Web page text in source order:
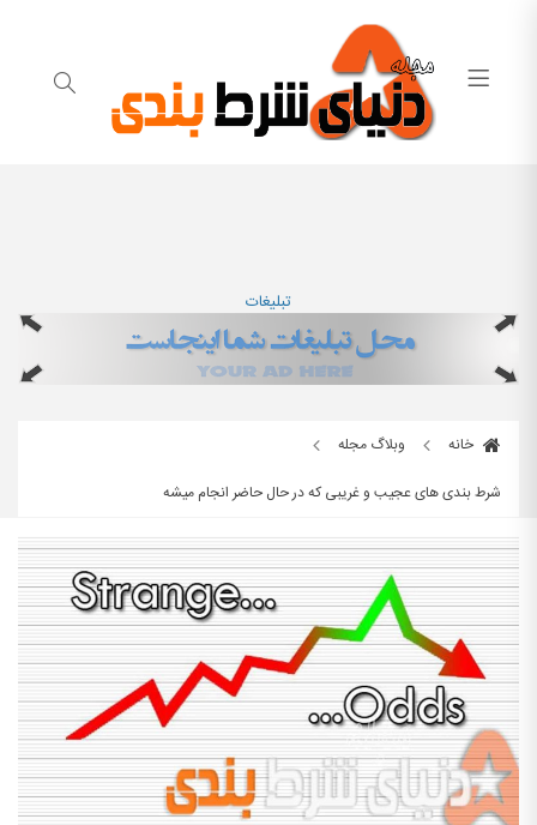
تبلیغات
خانه
وبلاگ مجله
شرط بندی های عجیب و غریبی که در حال حاضر انجام میشه